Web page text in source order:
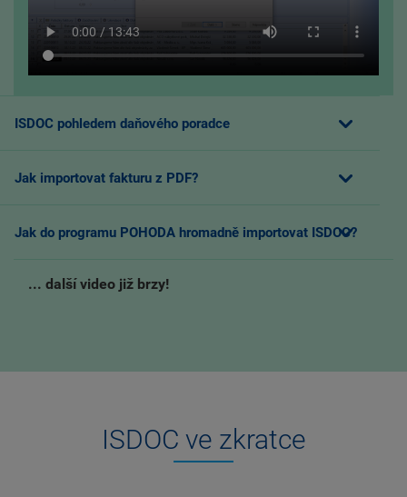
ISDOC pohledem daňového poradce
Jak importovat fakturu z PDF?
Jak do programu POHODA hromadně importovat ISDOC?
... další video již brzy!
ISDOC ve zkratce